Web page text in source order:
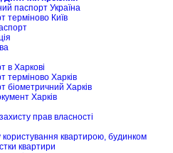
паспорт Україна
терміново Київ
в Харкові
терміново Харків
біометричний Харків
Харків
прав власності
квартирою, будинком
квартири